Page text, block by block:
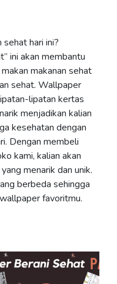
sehat hari ini?
ini akan membantu
makanan sehat
sehat. Wallpaper
lipatan kertas
menjadikan kalian
kesehatan dengan
Dengan membeli
kami, kalian akan
menarik dan unik.
berbeda sehingga
favoritmu.